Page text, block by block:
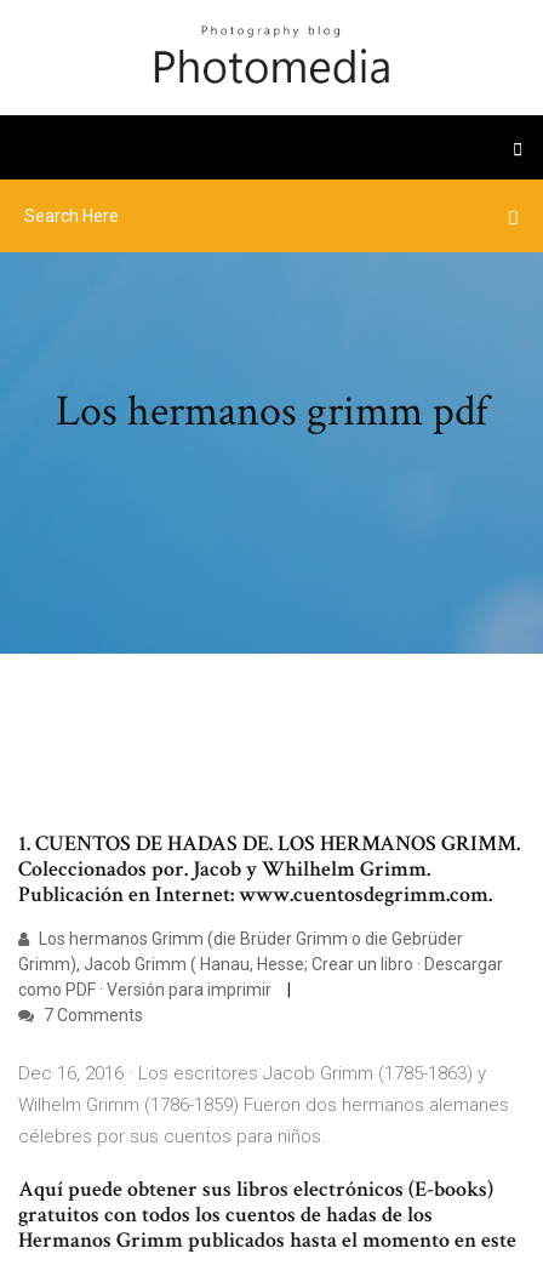
Los hermanos grimm pdf
1. CUENTOS DE HADAS DE. LOS HERMANOS GRIMM.
Coleccionados por. Jacob y Whilhelm Grimm.
Publicación en Internet: www.cuentosdegrimm.com.
Los hermanos Grimm (die Brüder Grimm o die Gebrüder
Grimm), Jacob Grimm ( Hanau, Hesse; Crear un libro · Descargar
como PDF · Versión para imprimir
7 Comments
Dec 16, 2016 · Los escritores Jacob Grimm (1785-1863) y
Wilhelm Grimm (1786-1859) Fueron dos hermanos alemanes
célebres por sus cuentos para niños.
Aquí puede obtener sus libros electrónicos (E-books)
gratuitos con todos los cuentos de hadas de los
Hermanos Grimm publicados hasta el momento en este